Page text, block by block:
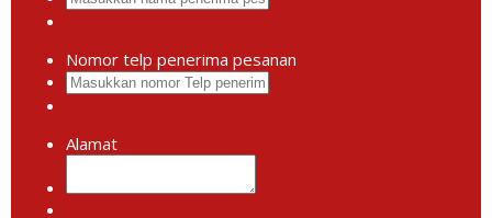
Nomor telp penerima pesanan
Alamat